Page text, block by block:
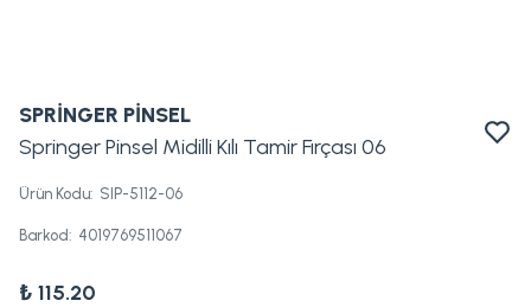
SPRİNGER PİNSEL
Springer Pinsel Midilli Kılı Tamir Fırçası 06
Ürün Kodu: SIP-5112-06
Barkod: 4019769511067
₺ 115.20